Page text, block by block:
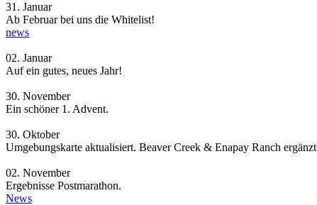
31. Januar
Ab Februar bei uns die Whitelist!
news
02. Januar
Auf ein gutes, neues Jahr!
30. November
Ein schöner 1. Advent.
30. Oktober
Umgebungskarte aktualisiert. Beaver Creek & Enapay Ranch ergänzt
02. November
Ergebnisse Postmarathon.
News